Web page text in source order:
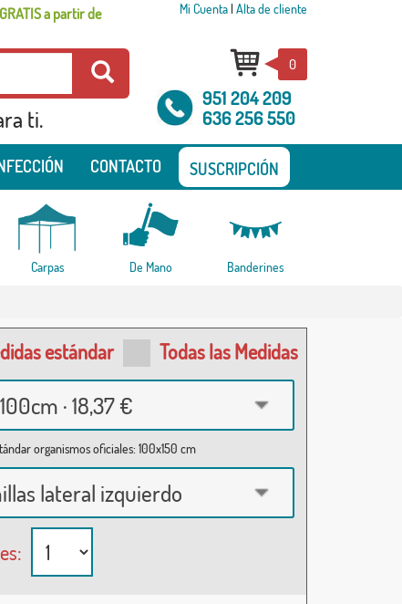
a partir de
Mi Cuenta| Alta de cliente
ti.
0
951 204 209
636 256 550
CONTACTO SUSCRIPCIÓN
Carpas De Mano Banderines
estándar Todas las Medidas
· 18,37 €
organismos oficiales: 100x150 cm
lateral izquierdo